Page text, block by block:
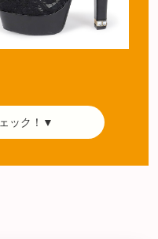
ック！▼